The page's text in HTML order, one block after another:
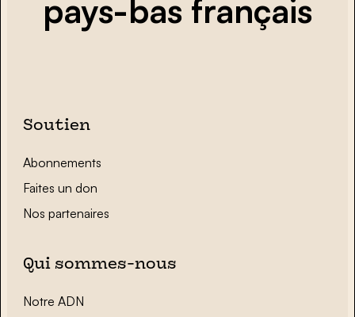
pays-bas français
Soutien
Abonnements
Faites un don
Nos partenaires
Qui sommes-nous
Notre ADN